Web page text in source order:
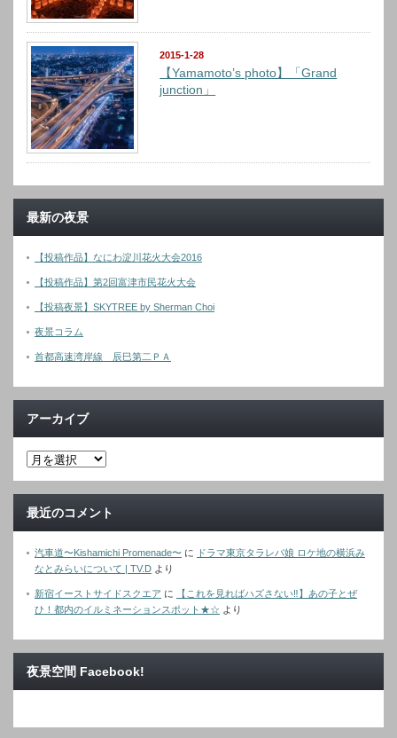
2015-1-28
【Yamamoto’s photo】「Grand
junction」
最新の夜景
【投稿作品】なにわ淀川花火大会2016
【投稿作品】第2回富津市民花火大会
【投稿夜景】SKYTREE by Sherman Choi
夜景コラム
首都高速湾岸線 辰巳第二ＰＡ
アーカイブ
最近のコメント
汽車道〜Kishamichi Promenade〜 に
ドラマ東京タラレバ娘 ロケ地の横浜み
なとみらいについて | TV.D より
新宿イーストサイドスクエア に
【これを見ればハズさない‼︎】あの子とぜ
ひ！都内のイルミネーションスポット★☆ より
夜景空間 Facebook!